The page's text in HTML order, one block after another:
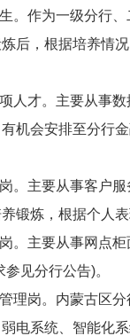
作为一级分行、
后，根据培养情
才。主要从事数
机会安排至分行
主要从事客户服
锻炼，根据个人
主要从事网点柜
见分行公告)。
岗。内蒙古区分
电系统、智能化